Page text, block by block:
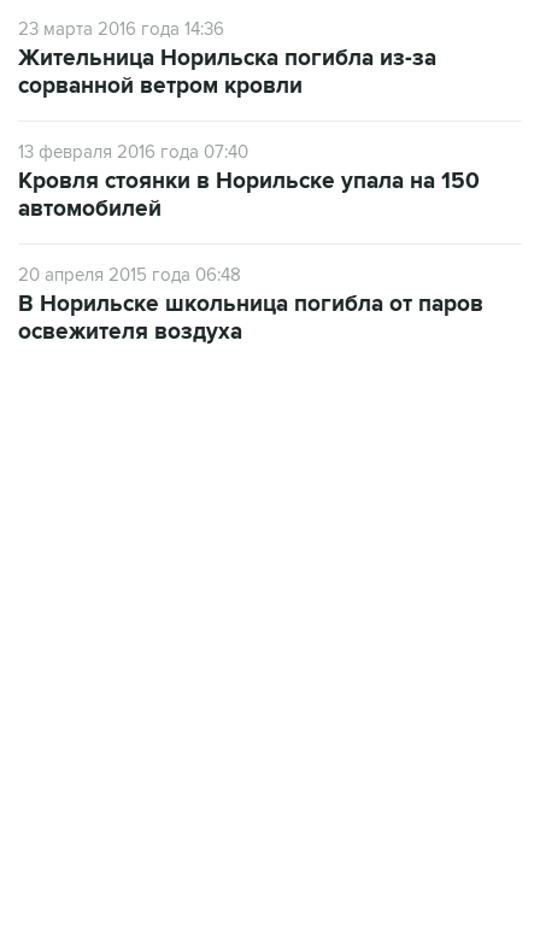
23 марта 2016 года 14:36
Жительница Норильска погибла из-за
сорванной ветром кровли
13 февраля 2016 года 07:40
Кровля стоянки в Норильске упала на 150
автомобилей
20 апреля 2015 года 06:48
В Норильске школьница погибла от паров
освежителя воздуха